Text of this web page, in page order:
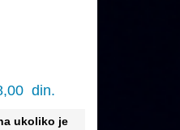
din.
ukoliko je